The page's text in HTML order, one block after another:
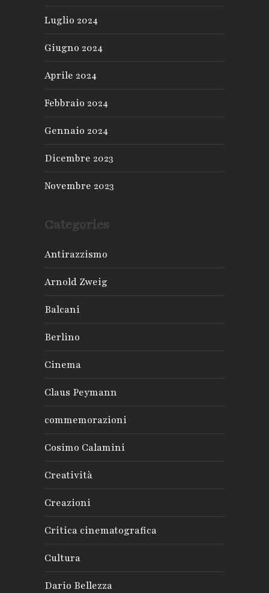
Luglio 2024
Giugno 2024
Aprile 2024
Febbraio 2024
Gennaio 2024
Dicembre 2023
Novembre 2023
Categories
Antirazzismo
Arnold Zweig
Balcani
Berlino
Cinema
Claus Peymann
commemorazioni
Cosimo Calamini
Creatività
Creazioni
Critica cinematografica
Cultura
Dario Bellezza